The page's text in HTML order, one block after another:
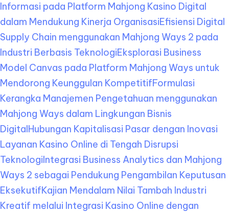
Informasi pada Platform Mahjong Kasino Digital
dalam Mendukung Kinerja OrganisasiEfisiensi Digital
Supply Chain menggunakan Mahjong Ways 2 pada
Industri Berbasis TeknologiEksplorasi Business
Model Canvas pada Platform Mahjong Ways untuk
Mendorong Keunggulan KompetitifFormulasi
Kerangka Manajemen Pengetahuan menggunakan
Mahjong Ways dalam Lingkungan Bisnis
DigitalHubungan Kapitalisasi Pasar dengan Inovasi
Layanan Kasino Online di Tengah Disrupsi
TeknologiIntegrasi Business Analytics dan Mahjong
Ways 2 sebagai Pendukung Pengambilan Keputusan
EksekutifKajian Mendalam Nilai Tambah Industri
Kreatif melalui Integrasi Kasino Online dengan